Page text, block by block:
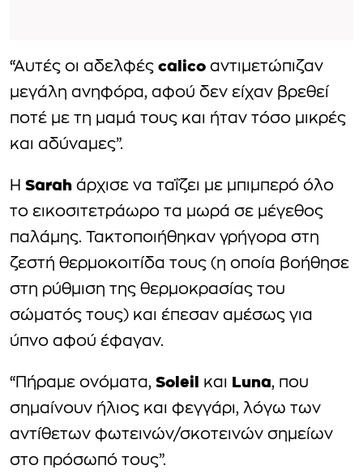
“Αυτές οι αδελφές calico αντιμετώπιζαν
μεγάλη ανηφόρα, αφού δεν είχαν βρεθεί
ποτέ με τη μαμά τους και ήταν τόσο μικρές
και αδύναμες”.
Η Sarah άρχισε να ταΐζει με μπιμπερό όλο
το εικοσιτετράωρο τα μωρά σε μέγεθος
παλάμης. Τακτοποιήθηκαν γρήγορα στη
ζεστή θερμοκοιτίδα τους (η οποία βοήθησε
στη ρύθμιση της θερμοκρασίας του
σώματός τους) και έπεσαν αμέσως για
ύπνο αφού έφαγαν.
“Πήραμε ονόματα, Soleil και Luna, που
σημαίνουν ήλιος και φεγγάρι, λόγω των
αντίθετων φωτεινών/σκοτεινών σημείων
στο πρόσωπό τους”.